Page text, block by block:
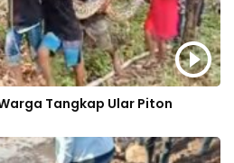
Tangkap Ular Piton